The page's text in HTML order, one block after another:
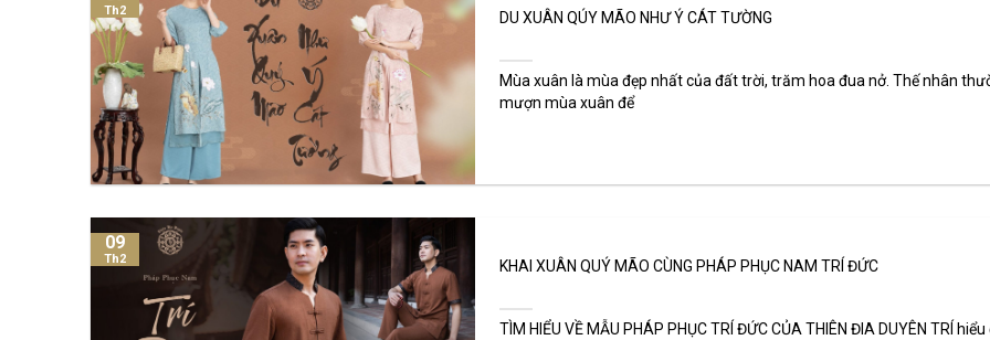
DU XUÂN QÚY MÃO NHƯ Ý CÁT TƯỜNG
Mùa xuân là mùa đẹp nhất của đất trời, trăm hoa đua nở. Thế nhân
mượn mùa xuân để
Th2
KHAI XUÂN QUÝ MÃO CÙNG PHÁP PHỤC NAM TRÍ ĐỨC
TÌM HIỂU VỀ MẪU PHÁP PHỤC TRÍ ĐỨC CỦA THIÊN ĐIA DUYÊN TRÍ hiểu
09
Th2